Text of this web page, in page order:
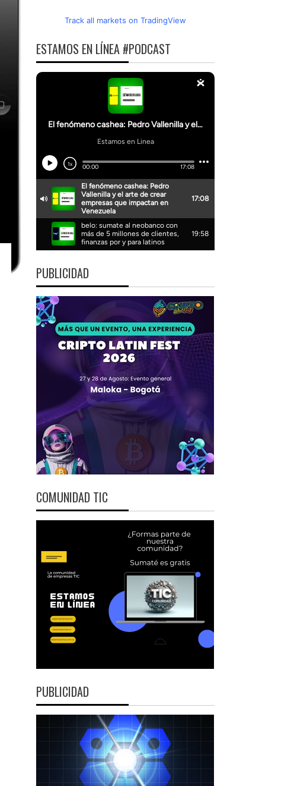
Track all markets on TradingView
ESTAMOS EN LÍNEA #PODCAST
PUBLICIDAD
COMUNIDAD TIC
PUBLICIDAD